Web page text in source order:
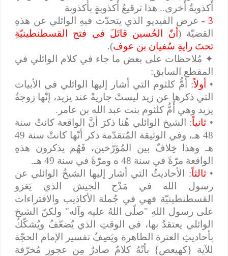
أُكذوبةٌ أُخرى.. هذا ترقيعُ أُكذوبةٍ بأُكذوبة
3 -
عرض الفيديو الذي يتحدّث فيهِ الوائلي عن هذهِ
القضيّة ( أنّ الحُسين قاتَلَ في فتح القسطنطينيّةِ
تحتَ رايةِ سُفيان بن عوف ).
✦مُلاحظات على بعض ما جاء في كلام الوائلي في
المقطع السابق:
• أولاً: أمُّ كلثوم التي أشار إليها الوائلي في الأبيات
التي ذكرها عن زيد ليستْ جاريةً عند يزيد، إنّها زوجةُ
يزيد وهي أُمُّ كلثوم بنت عبد الله بن عامر.
• ثانياً: الشيخ الوائلي هُنا ذكرَ أنَّ الواقعة كانتْ سنة
48 هـ، وفي الوثيقة المُتقدّمة ذكر أنّها كانتْ سنة 49
هـ وهذا خِلافٌ بين المُؤرّخين، فَهُم يذكرون هذهِ
الواقعة مرّةً في سنة 48 ه ومرّةً في سنة 49 هـ.
• ثالثاً: الأحاديثُ التي أشار إليها الشيخُ الوائلي عن
رسول الله في مَدْح الجيش الذي يَغزو
القسطنطينيّة فهي في جُملة الأكاذيب والافتراءات
على رسول اللهِ "صلّى اللهُ عليه وآله" ولكنّ الشيخ
الوائلي يعتقدُ بها، في الوقتِ الذي يُضعّفُ ويُشكّكُ
بأحاديثِ العترة الطاهرة ويَصِفُ تفسير الإمام الحجّة
للآية {كهيعص} بأنّهُ كلامٌ صادرٌ مِن عجوزٍ مُخرّفة